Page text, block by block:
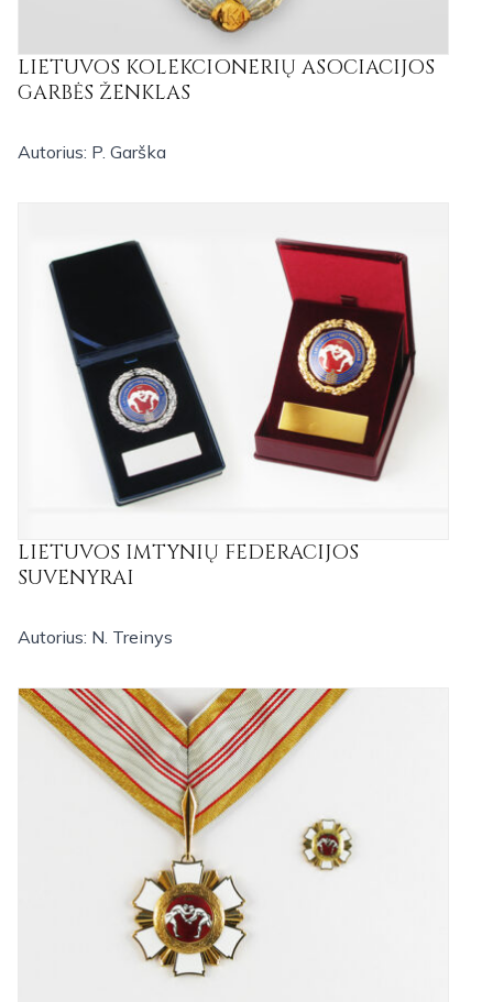
LIETUVOS KOLEKCIONERIŲ ASOCIACIJOS
GARBĖS ŽENKLAS
Autorius: P. Garška
LIETUVOS IMTYNIŲ FEDERACIJOS
SUVENYRAI
Autorius: N. Treinys